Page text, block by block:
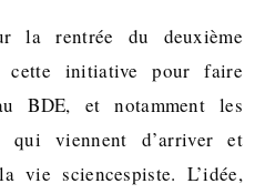
la rentrée du deuxième
cette initiative pour faire
BDE, et notamment les
qui viennent d’arriver et
vie sciencespiste. L’idée,